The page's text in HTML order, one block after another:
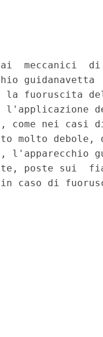
meccanici
la fuoruscita
l'applicazione
come nei casi
molto
l'apparecchio
poste sui